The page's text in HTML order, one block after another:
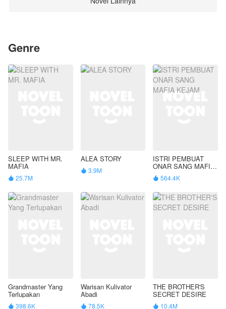
Genre
SLEEP WITH MR.
MAFIA
 25.7M
ALEA STORY
 3.9M
ISTRI PEMBUAT
ONAR SANG MAFIA
KEJAM
 564.4K
Grandmaster Yang
Terlupakan
 398.6K
Warisan Kulivator
Abadi
 78.5K
THE BROTHER'S
SECRET DESIRE
 10.4M